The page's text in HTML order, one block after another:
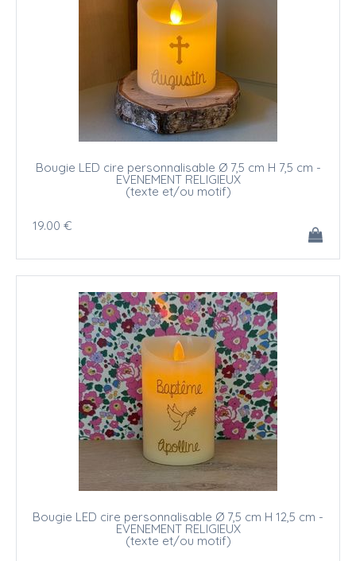
Bougie LED cire personnalisable Ø 7,5 cm H 7,5 cm -
EVENEMENT RELIGIEUX
(texte et/ou motif)
19.00 €
Bougie LED cire personnalisable Ø 7,5 cm H 12,5 cm -
EVENEMENT RELIGIEUX
(texte et/ou motif)